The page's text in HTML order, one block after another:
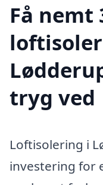
Få nemt
tryg ved
Loftisolering i
investering for